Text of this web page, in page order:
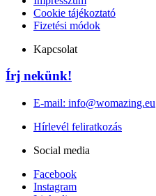
Cookie tájékoztató
Fizetési módok
Kapcsolat
Írj nekünk!
E-mail: info@womazing.eu
Hírlevél feliratkozás
Social media
Facebook
Instagram